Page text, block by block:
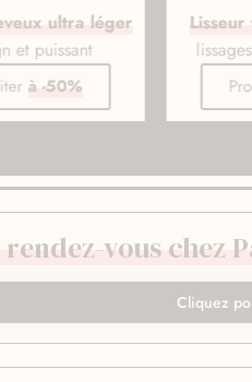
ultra léger
et puissant
à -50%
vous chez
Cliquez